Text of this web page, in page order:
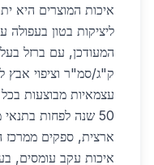
איכות המוצרים היא
ק"ג/סמ"ר וציפוי אבץ
עצמאיות מבוצעות
50 שנה לפחות
ארצית, ספקים ממרכז
איכות עקב עומסים,